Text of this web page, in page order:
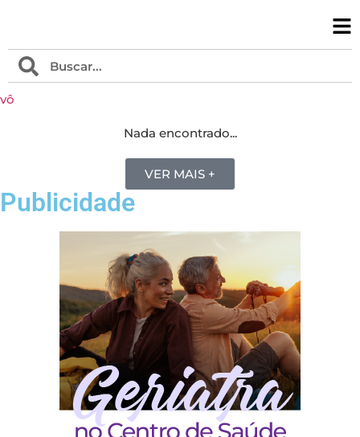
vô
Nada encontrado...
VER MAIS +
Publicidade